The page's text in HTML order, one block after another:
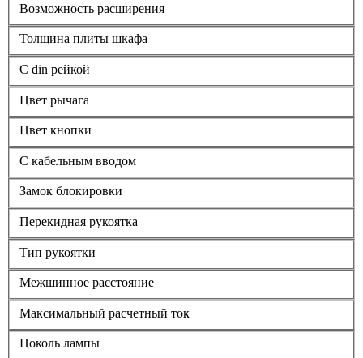
Возможность расширения
Толщина плиты шкафа
С din рейкой
Цвет рычага
Цвет кнопки
С кабельным вводом
Замок блокировки
Перекидная рукоятка
Тип рукоятки
Межшинное расстояние
Максимальный расчетный ток
Цоколь лампы